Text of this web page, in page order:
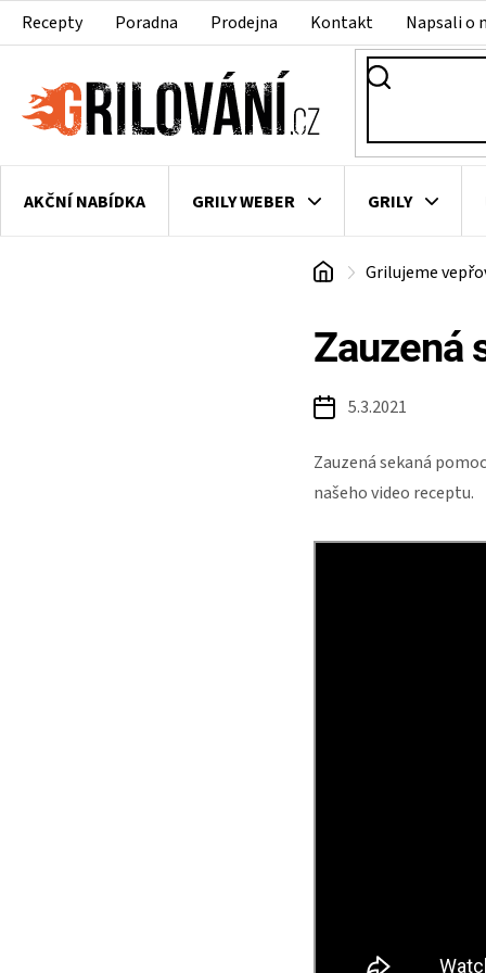
PřejítRecepty Poradna Prodejna Kontakt Napsali o
AKČNÍ NABÍDKA GRILY WEBER GRILY
LEDNICE NA ZRÁNÍ MASA
DomůGrilujeme
Zauzená
5.3.2021
Zauzená sekaná
našeho video receptu.